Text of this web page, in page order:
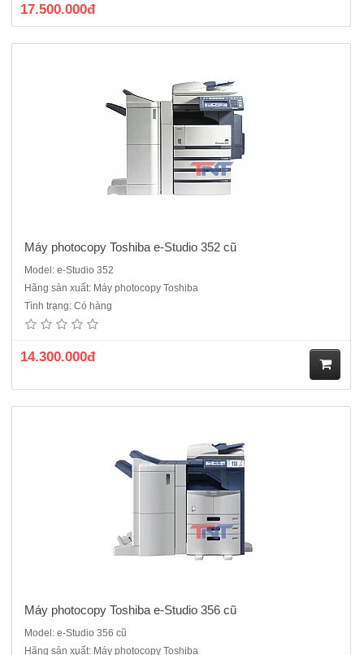
17.500.000đ
Máy photocopy Toshiba e-Studio 352 cũ
Model: e-Studio 352
Hãng sản xuất: Máy photocopy Toshiba
Tình trạng: Có hàng
14.300.000đ
khổ giấy A3, A4, A5,A6Chức năng: Copy + In mạng + Scan màu
MạngThời gian khởi động máy: 20 giâyThời gian chụp bản đầu tiên: 4
Máy photocopy Toshiba e-Studio 356 cũ
Model: e-Studio 356 cũ
Hãng sản xuất: Máy photocopy Toshiba